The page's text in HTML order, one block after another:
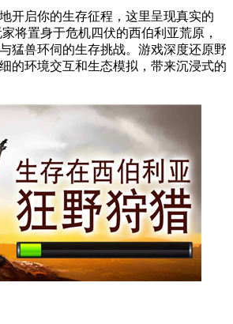
开启你的生存征程，这里呈现真实的
将置身于危机四伏的西伯利亚荒原，
猛兽环伺的生存挑战。游戏深度还原野
的环境交互和生态模拟，带来沉浸式的